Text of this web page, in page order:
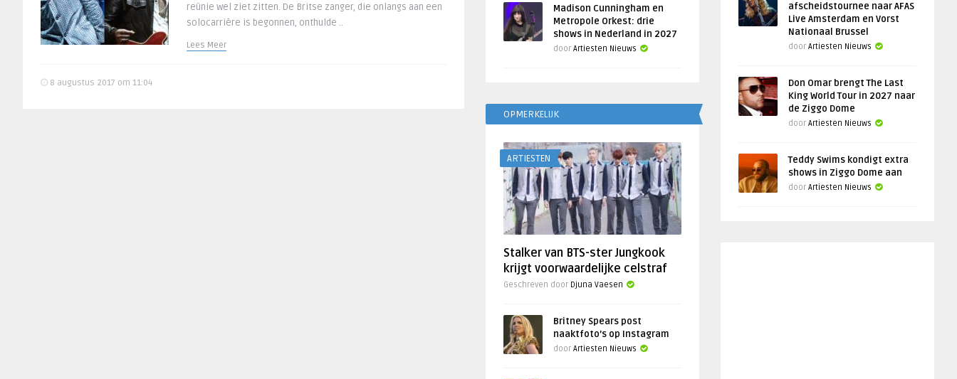
reünie wel ziet zitten. De Britse zanger, die onlangs aan een
solocarrière is begonnen, onthulde ..
Lees Meer
8 augustus 2017 om 11:04
Madison Cunningham en
Metropole Orkest: drie
shows in Nederland in 2027
door Artiesten Nieuws
OPMERKELIJK
ARTIESTEN
Stalker van BTS-ster Jungkook
krijgt voorwaardelijke celstraf
Geschreven door Djuna Vaesen
Britney Spears post
naaktfoto’s op Instagram
door Artiesten Nieuws
afscheidstournee naar AFAS
Live Amsterdam en Vorst
Nationaal Brussel
door Artiesten Nieuws
Don Omar brengt The Last
King World Tour in 2027 naar
de Ziggo Dome
door Artiesten Nieuws
Teddy Swims kondigt extra
shows in Ziggo Dome aan
door Artiesten Nieuws